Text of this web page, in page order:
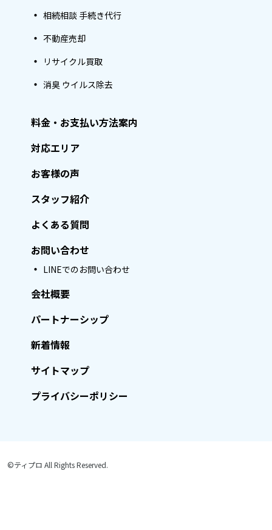
相続相談 手続き代行
不動産売却
リサイクル買取
消臭 ウイルス除去
料金・お支払い方法案内
対応エリア
お客様の声
スタッフ紹介
よくある質問
お問い合わせ
LINEでのお問い合わせ
会社概要
パートナーシップ
新着情報
サイトマップ
プライバシーポリシー
©ティプロ All Rights Reserved.